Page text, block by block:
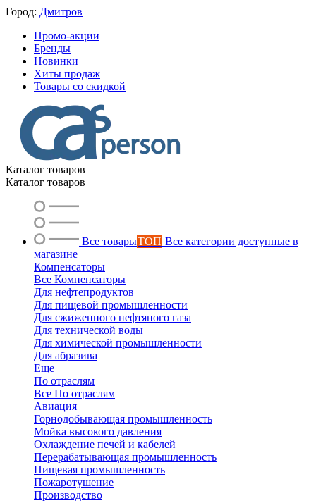
Город: Дмитров
Промо-акции
Бренды
Новинки
Хиты продаж
Товары со скидкой
Каталог товаров
Каталог товаров
Все товарыТОП Все категории доступные в
магазине
Компенсаторы
Все Компенсаторы
Для нефтепродуктов
Для пищевой промышленности
Для сжиженного нефтяного газа
Для технической воды
Для химической промышленности
Для абразива
Еще
По отраслям
Все По отраслям
Авиация
Горнодобывающая промышленность
Мойка высокого давления
Охлаждение печей и кабелей
Перерабатывающая промышленность
Пищевая промышленность
Пожаротушение
Производство